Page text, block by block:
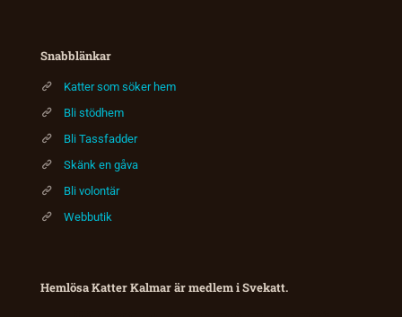
Snabblänkar
Katter som söker hem
Bli stödhem
Bli Tassfadder
Skänk en gåva
Bli volontär
Webbutik
Hemlösa Katter Kalmar är medlem i Svekatt.